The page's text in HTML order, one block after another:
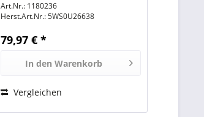
X1 Carbon (2nd Gen) 20A8 /
Lenovo ThinkPad X1 Carbon (3rd
Gen) 20BT / Lenovo...
Art.Nr.: 1180236
Herst.Art.Nr.:5WS0U26638
79,97 € *
In den Warenkorb
Vergleichen